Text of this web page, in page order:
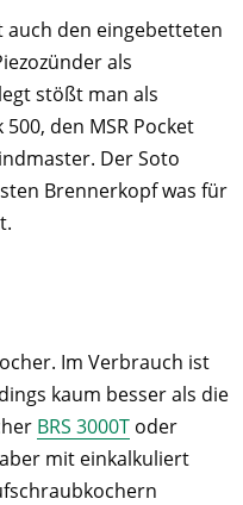
auch den eingebetteten
als
stößt man als
den MSR Pocket
Der Soto
Brennerkopf was für
Im Verbrauch ist
kaum besser als die
BRS 3000T oder
mit einkalkuliert